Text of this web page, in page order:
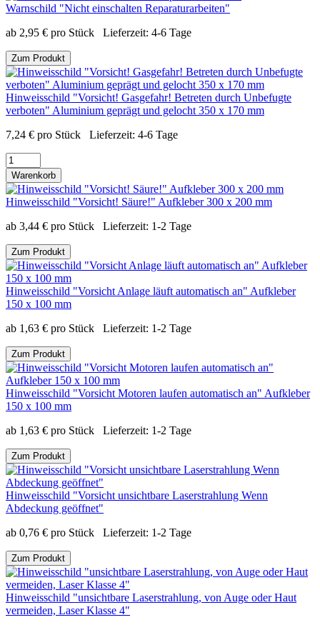
Warnschild "Nicht einschalten Reparaturarbeiten"
ab 2,95 € pro Stück Lieferzeit: 4-6 Tage
Zum Produkt
Hinweisschild "Vorsicht! Gasgefahr! Betreten durch Unbefugte
verboten" Aluminium geprägt und gelocht 350 x 170 mm
7,24 € pro Stück Lieferzeit: 4-6 Tage
Warenkorb
Hinweisschild "Vorsicht! Säure!" Aufkleber 300 x 200 mm
ab 3,44 € pro Stück Lieferzeit: 1-2 Tage
Zum Produkt
Hinweisschild "Vorsicht Anlage läuft automatisch an" Aufkleber
150 x 100 mm
ab 1,63 € pro Stück Lieferzeit: 1-2 Tage
Zum Produkt
Hinweisschild "Vorsicht Motoren laufen automatisch an" Aufkleber
150 x 100 mm
ab 1,63 € pro Stück Lieferzeit: 1-2 Tage
Zum Produkt
Hinweisschild "Vorsicht unsichtbare Laserstrahlung Wenn
Abdeckung geöffnet"
ab 0,76 € pro Stück Lieferzeit: 1-2 Tage
Zum Produkt
Hinweisschild "unsichtbare Laserstrahlung, von Auge oder Haut
vermeiden, Laser Klasse 4"